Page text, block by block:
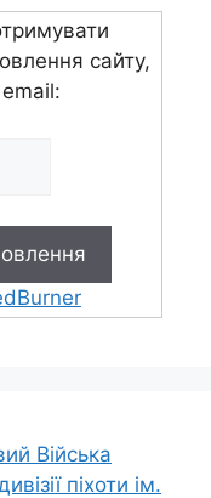
сайту,
Війська
піхоти ім.